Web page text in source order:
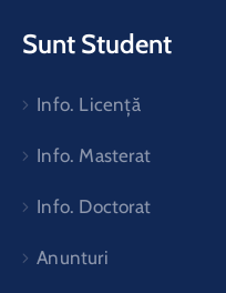
Sunt Student
Info. Licență
Info. Masterat
Info. Doctorat
Anunturi